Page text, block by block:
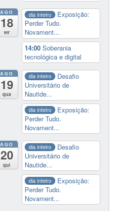
AGO
18
ter
dia inteiro
Exposição:
Perder Tudo.
Novament...
14:00Soberania
tecnológica e digital
AGO
19
qua
dia inteiro
Desafio
Universitário de
Nautide...
dia inteiro
Exposição:
Perder Tudo.
Novament...
AGO
20
qui
dia inteiro
Desafio
Universitário de
Nautide...
dia inteiro
Exposição:
Perder Tudo.
Novament...